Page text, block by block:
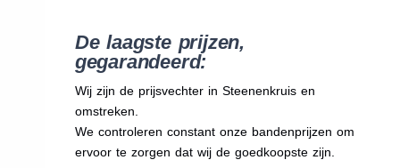
De laagste prijzen,
gegarandeerd:
Wij zijn de prijsvechter in Steenenkruis en
omstreken.
We controleren constant onze bandenprijzen om
ervoor te zorgen dat wij de goedkoopste zijn.